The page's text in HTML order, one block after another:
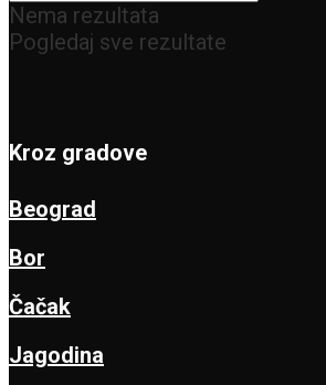
Nema rezultata
Pogledaj sve rezultate
Kroz gradove
Beograd
Bor
Čačak
Jagodina